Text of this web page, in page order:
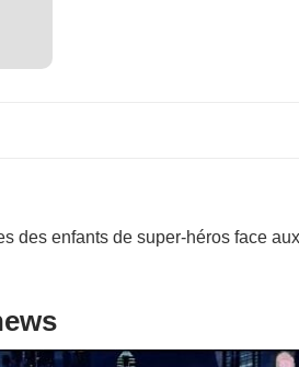
des enfants de super-héros face